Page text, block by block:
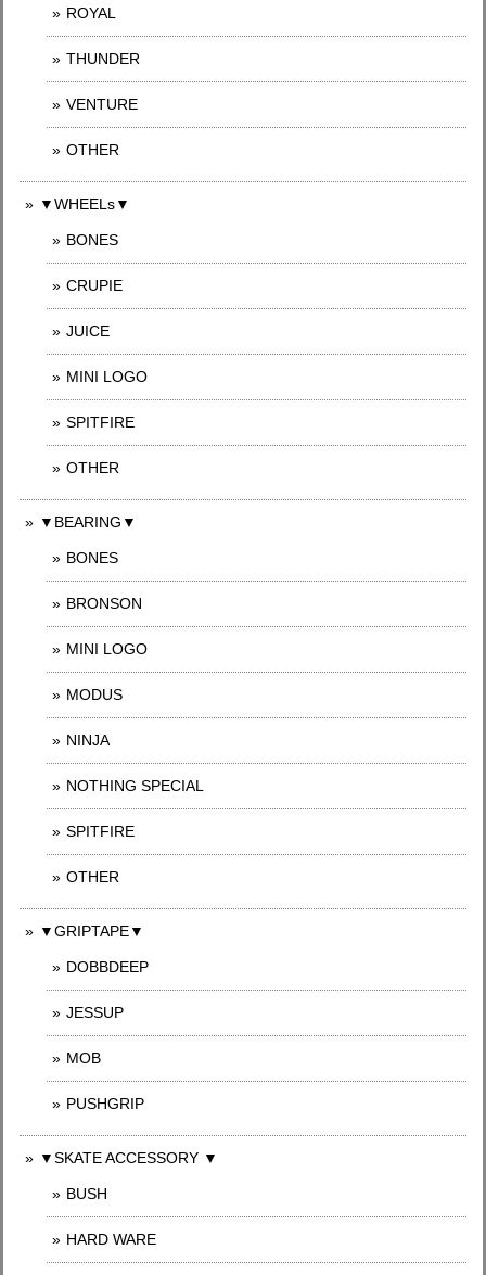
ROYAL
THUNDER
VENTURE
OTHER
▼WHEELs▼
BONES
CRUPIE
JUICE
MINI LOGO
SPITFIRE
OTHER
▼BEARING▼
BONES
BRONSON
MINI LOGO
MODUS
NINJA
NOTHING SPECIAL
SPITFIRE
OTHER
▼GRIPTAPE▼
DOBBDEEP
JESSUP
MOB
PUSHGRIP
▼SKATE ACCESSORY ▼
BUSH
HARD WARE